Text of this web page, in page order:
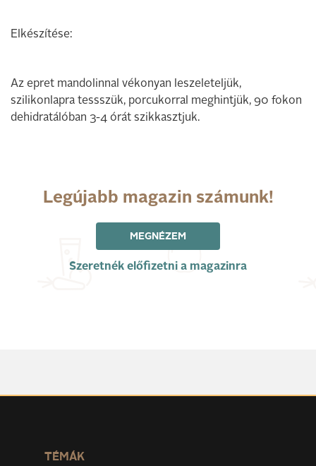
Elkészítése:
Az epret mandolinnal vékonyan leszeleteljük,
szilikonlapra tessszük, porcukorral meghintjük, 90 fokon
dehidratálóban 3-4 órát szikkasztjuk.
Legújabb magazin számunk!
MEGNÉZEM
Szeretnék előfizetni a magazinra
TÉMÁK